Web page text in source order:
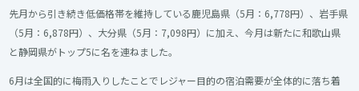
先月から引き続き低価格帯を維持している鹿児島県（5月：6,778円）、岩手県
（5月：6,878円）、大分県（5月：7,098円）に加え、今月は新たに和歌山県
と静岡県がトップ5に名を連ねました。
6月は全国的に梅雨入りしたことでレジャー目的の宿泊需要が全体的に落ち着